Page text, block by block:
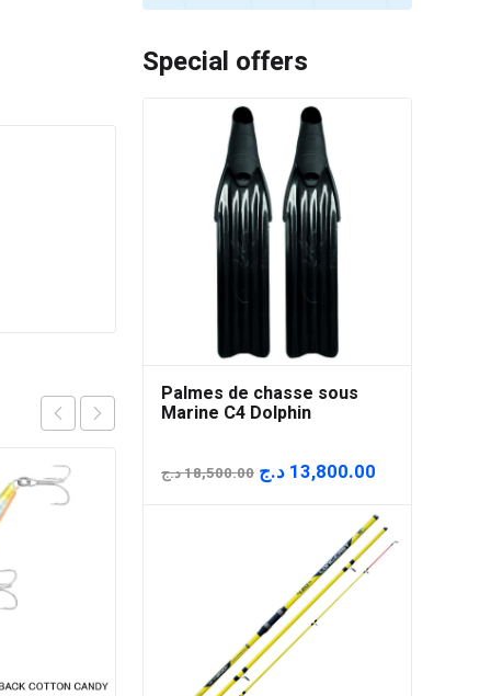
Special offers
Palmes de chasse sous
Marine C4 Dolphin
18,500.00د.ج
Le 13,800.00 د.ج
actuel
est :